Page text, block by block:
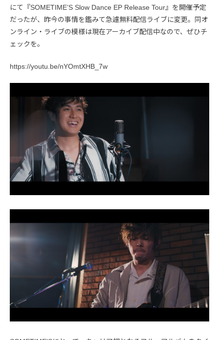
にて『SOMETIME’S Slow Dance EP Release Tour』を開催予定
だったが、昨今の事情を鑑みて急遽無料配信ライブに変更。同オ
ンライン・ライブの模様は現在アーカイブ配信中なので、ぜひチ
ェックを。
https://youtu.be/nYOmtXHB_7w